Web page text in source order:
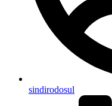
sindirodosul